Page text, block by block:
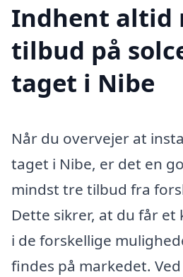
Indhent altid
tilbud på
taget i Nibe
Når du overvejer at
taget i Nibe, er det en
mindst tre tilbud fra
Dette sikrer, at du får
i de forskellige
findes på markedet.